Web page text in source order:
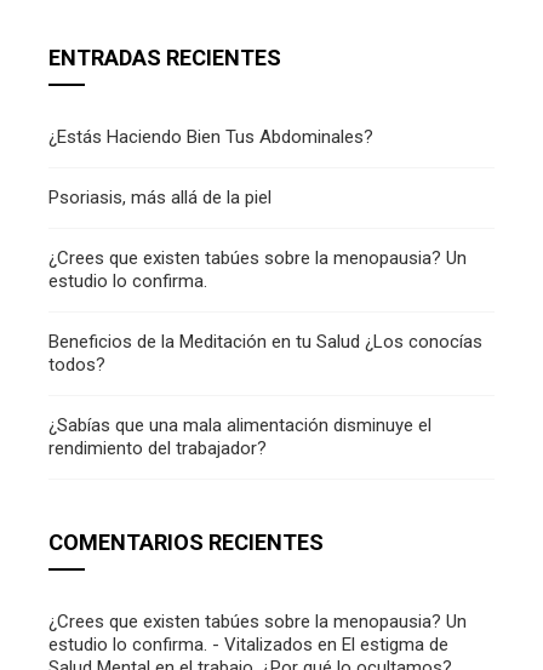
ENTRADAS RECIENTES
¿Estás Haciendo Bien Tus Abdominales?
Psoriasis, más allá de la piel
¿Crees que existen tabúes sobre la menopausia? Un
estudio lo confirma.
Beneficios de la Meditación en tu Salud ¿Los conocías
todos?
¿Sabías que una mala alimentación disminuye el
rendimiento del trabajador?
COMENTARIOS RECIENTES
¿Crees que existen tabúes sobre la menopausia? Un
estudio lo confirma. - Vitalizados en El estigma de